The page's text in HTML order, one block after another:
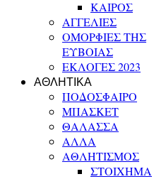
ΚΑΙΡΟΣ
ΑΓΓΕΛΙΕΣ
ΟΜΟΡΦΙΕΣ ΤΗΣ
ΕΥΒΟΙΑΣ
ΕΚΛΟΓΕΣ 2023
ΑΘΛΗΤΙΚΑ
ΠΟΔΟΣΦΑΙΡΟ
ΜΠΑΣΚΕΤ
ΘΑΛΑΣΣΑ
ΑΛΛΑ
ΑΘΛΗΤΙΣΜΟΣ
ΣΤΟΙΧΗΜΑ